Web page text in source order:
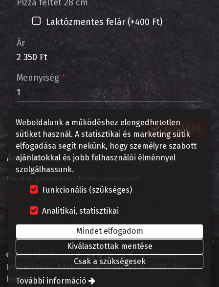
Pizza feltét 28 cm
Laktózmentes felár (+400 Ft)
Ár
2 350 Ft
Mennyiség *
KOSÁRBA
Ár:2 350 Ft
Par..alap.,gomba,kukor.,brokko.,cal.pap.,sajt
Pizzák – 32 cm
Pizzák – 50 cm
© 2026 ChiliBurger Pizza & Gyros Gyorsétterem
Impresszum
Adatvédelmi nyilatkozat ÁSZF
Süti
beállítások
Weboldalunk a működéshez elengedhetetlen
sütiket használ. A statisztikai és marketing sütik
elfogadása segít nekünk, hogy személyre szabott
ajánlatokkal és jobb felhasználói élménnyel
szolgálhassunk.
Funkcionális (szükséges)
Analitikai, statisztikai
Mindet elfogadom
Kiválasztottak mentése
Csak a szükségesek
További információ